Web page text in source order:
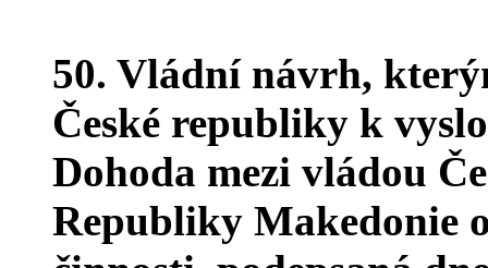
50. Vládní návrh,
České republiky k
Dohoda mezi vládou
Republiky Makedonie